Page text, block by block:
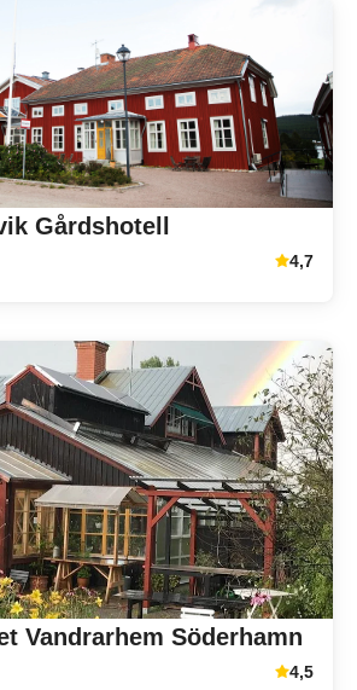
Gårdshotell
4,7
Vandrarhem Söderhamn
4,5